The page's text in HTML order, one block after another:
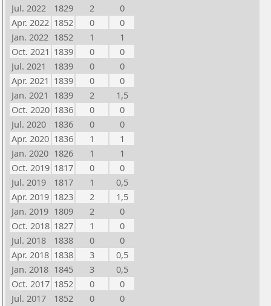
Jul. 2022
1829 2
0
Apr. 2022 1852 0
0
Jan. 2022 1852 1
1
Oct. 2021 1839 0
0
Jul. 2021
1839 0
0
Apr. 2021 1839 0
0
Jan. 2021 1839 2
1,5
Oct. 2020 1836 0
0
Jul. 2020
1836 0
0
Apr. 2020 1836 1
1
Jan. 2020 1826 1
1
Oct. 2019 1817 0
0
Jul. 2019
1817 1
0,5
Apr. 2019 1823 2
1,5
Jan. 2019 1809 2
0
Oct. 2018 1827 1
0
Jul. 2018
1838 0
0
Apr. 2018 1838 3
0,5
Jan. 2018 1845 3
0,5
Oct. 2017 1852 0
0
Jul. 2017
1852 0
0